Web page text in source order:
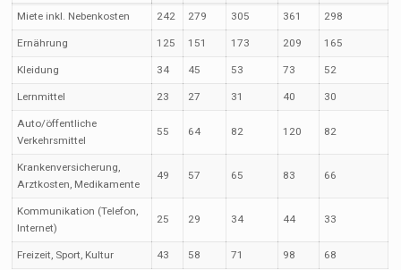
Miete inkl. Nebenkosten 242 279 305 361 298
Ernährung 125 151 173 209 165
Kleidung 34 45 53 73 52
Lernmittel 23 27 31 40 30
Auto/öffentliche
Verkehrsmittel
55 64 82 120 82
Krankenversicherung,
Arztkosten, Medikamente
49 57 65 83 66
Kommunikation (Telefon,
Internet)
25 29 34 44 33
Freizeit, Sport, Kultur 43 58 71 98 68